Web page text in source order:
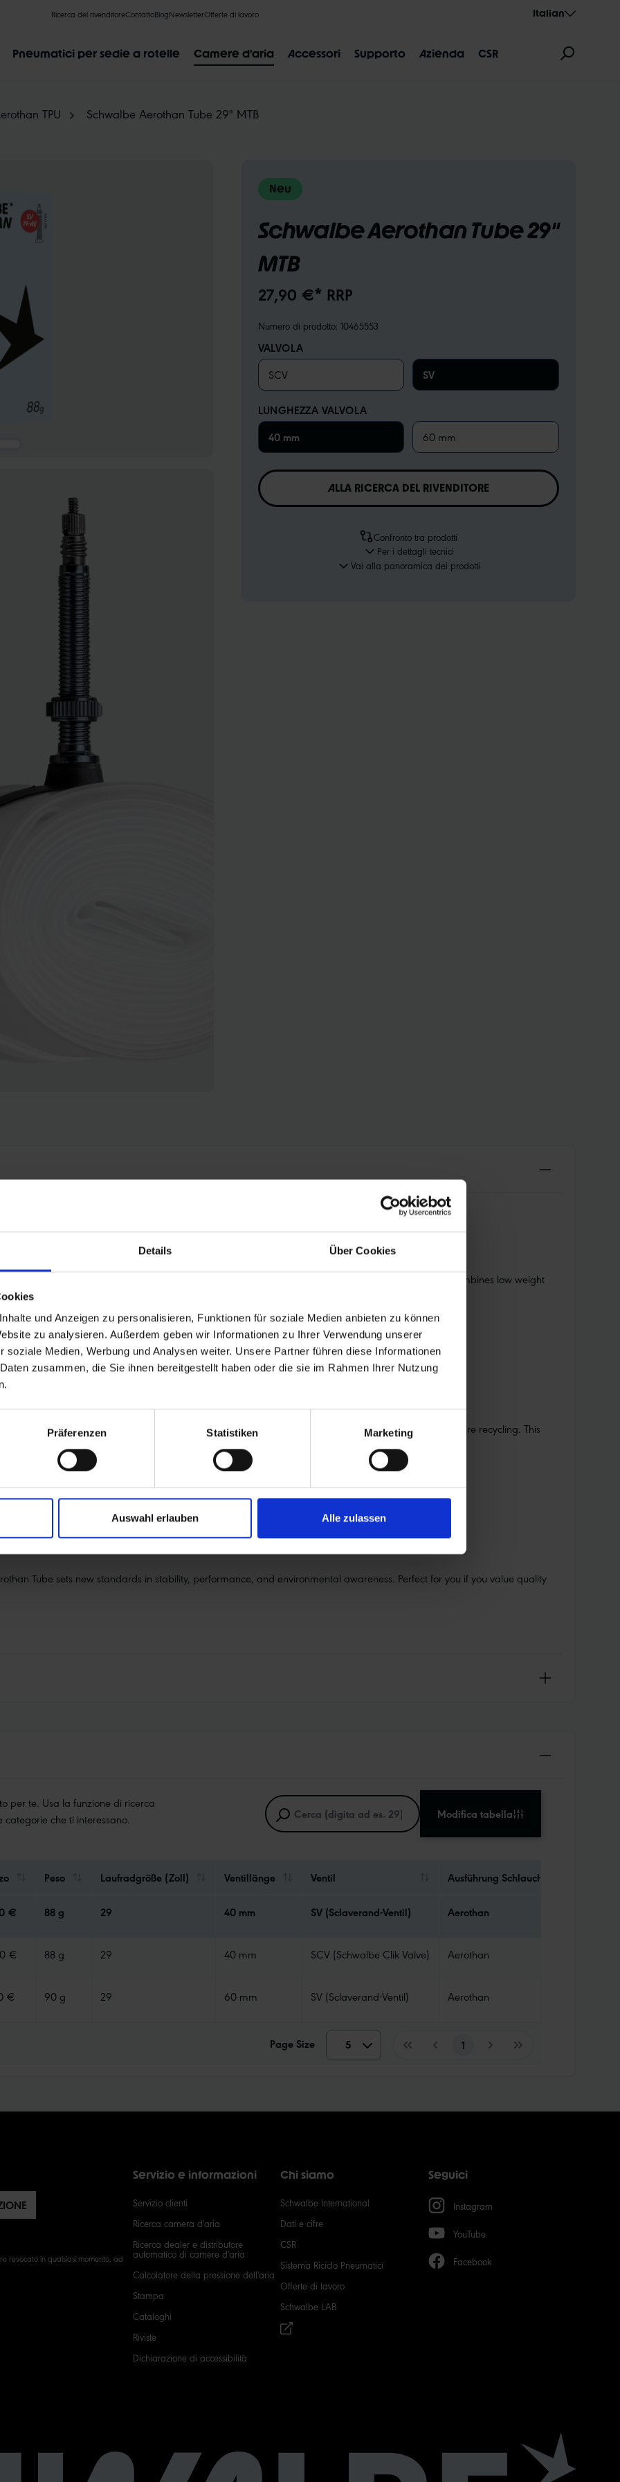
Details Über Cookies
und Anzeigen zu personalisieren, Funktionen für soziale Medien anbieten zu können
zu analysieren. Außerdem geben wir Informationen zu Ihrer Verwendung unserer
soziale Medien, Werbung und Analysen weiter. Unsere Partner führen diese Informationen
zusammen, die Sie ihnen bereitgestellt haben oder die sie im Rahmen Ihrer Nutzung
Präferenzen Statistiken Marketing
Auswahl erlauben Alle zulassen
Ricerca del rivenditoreContattoBlogNewsletterOfferte di lavoro Italian
Pneumatici per sedie a rotelle Camere d'aria Accessori Supporto Azienda CSR
VALVE
TPU Schwalbe Aerothan Tube 29" MTB
Neu
Schwalbe Aerothan Tube 29"
MTB
27,90 €* RRP
Numero di prodotto: 10465553
VALVOLA
SCV SV
LUNGHEZZA VALVOLA
40 mm
60 mm
ALLA RICERCA DEL RIVENDITORE
Confronto tra prodotti
Per i dettagli tecnici
Vai alla panoramica dei prodotti
stable and sustainable
Tube – now with a robust aluminium valve stem for greater stability and top performance. The tube combines low weight
the circular economy.
stability and easier handling
resistance
in specialist magazines
produced through chemical recycling (ChemCycling®) from pyrolysis oil – a by-product of Schwalbe Tire recycling. This
Tube sets new standards in stability, performance, and environmental awareness. Perfect for you if you value quality
per te. Usa la funzione di ricerca
che ti interessano.
Modifica tabella
Peso Laufradgröße (Zoll) Ventillänge Ventil Ausführung Schlauch
€ 88 g 29 40 mm SV (Sclaverand-Ventil) Aerothan
€ 88 g 29 40 mm SCV (Schwalbe Clik Valve) Aerothan
€ 90 g 29 60 mm SV (Sclaverand-Ventil) Aerothan
Page Size 5 5
50
1
revocato in qualsiasi momento, ad
Servizio e informazioni
Servizio clienti
Ricerca camera d'aria
Ricerca dealer e distributore
automatico di camere d'aria
Calcolatore della pressione dell'aria
Stampa
Cataloghi
Riviste
Dichiarazione di accessibilità
Chi siamo
Schwalbe International
Dati e cifre
CSR
Sistema Riciclo Pneumatici
Offerte di lavoro
Schwalbe LAB
Seguici
Instagram
YouTube
Facebook